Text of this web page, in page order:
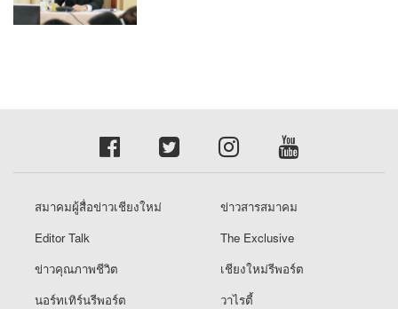
สมาคมผู้สื่อข่าวเชียงใหม่
ข่าวสารสมาคม
Editor Talk
The Exclusive
ข่าวคุณภาพชีวิต
เชียงใหม่รีพอร์ต
นอร์ทเทิร์นรีพอร์ต
วาไรตี้